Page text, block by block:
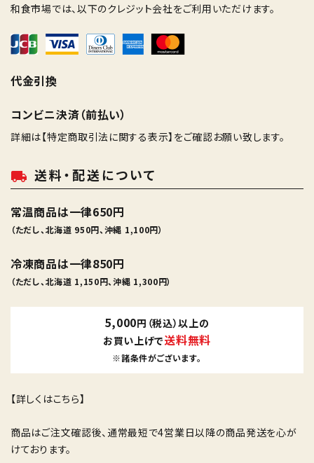
和食市場では、以下のクレジット会社をご利用いただけます。
代金引換
コンビニ決済（前払い）
詳細は【特定商取引法に関する表示】 をご確認お願い致します。
local_shipping 送料・配送について
常温商品は一律650円
（ただし、北海道 950円、沖縄 1,100円）
冷凍商品は一律850円
（ただし、北海道 1,150円、沖縄 1,300円）
5,000円（税込）以上の
お買い上げで送料無料
※諸条件がございます。
【詳しくはこちら】
商品はご注文確認後、通常最短で4営業日以降の商品発送を心が
けております。